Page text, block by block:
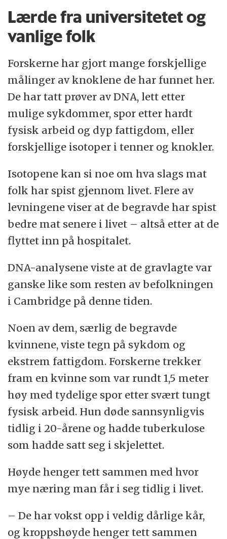
Lærde fra universitetet og
vanlige folk
Forskerne har gjort mange forskjellige
målinger av knoklene de har funnet her.
De har tatt prøver av DNA, lett etter
mulige sykdommer, spor etter hardt
fysisk arbeid og dyp fattigdom, eller
forskjellige isotoper i tenner og knokler.
Isotopene kan si noe om hva slags mat
folk har spist gjennom livet. Flere av
levningene viser at de begravde har spist
bedre mat senere i livet – altså etter at de
flyttet inn på hospitalet.
DNA-analysene viste at de gravlagte var
ganske like som resten av befolkningen
i Cambridge på denne tiden.
Noen av dem, særlig de begravde
kvinnene, viste tegn på sykdom og
ekstrem fattigdom. Forskerne trekker
fram en kvinne som var rundt 1,5 meter
høy med tydelige spor etter svært tungt
fysisk arbeid. Hun døde sannsynligvis
tidlig i 20-årene og hadde tuberkulose
som hadde satt seg i skjelettet.
Høyde henger tett sammen med hvor
mye næring man får i seg tidlig i livet.
– De har vokst opp i veldig dårlige kår,
og kroppshøyde henger tett sammen